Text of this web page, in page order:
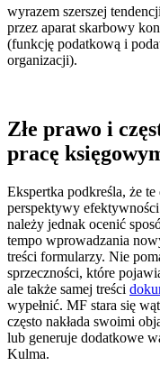
wyrazem szerszej
przez aparat skarbowy
(funkcję podatkową i
organizacji).
Złe prawo i
pracę
Ekspertka podkreśla, że
perspektywy
należy jednak ocenić
tempo wprowadzania
treści formularzy. Nie
sprzeczności, które
ale także samej treści
wypełnić. MF stara się
często nakłada swoimi
lub generuje dodatkowe
Kulma.